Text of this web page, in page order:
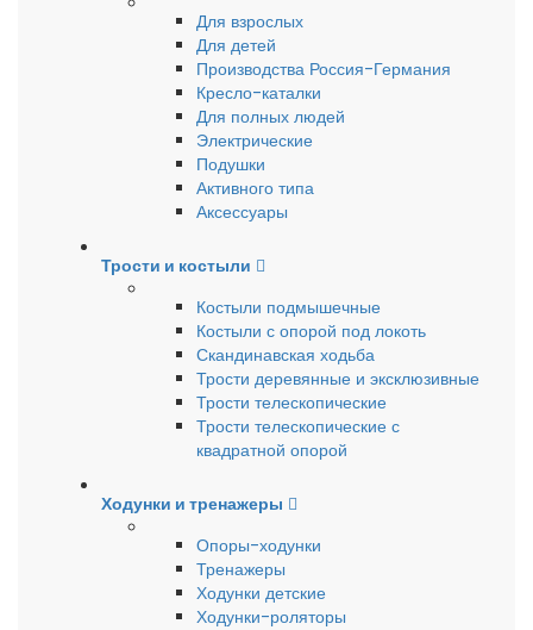
Для взрослых
Для детей
Производства Россия-Германия
Кресло-каталки
Для полных людей
Электрические
Подушки
Активного типа
Аксессуары
Трости и костыли
Костыли подмышечные
Костыли с опорой под локоть
Скандинавская ходьба
Трости деревянные и эксклюзивные
Трости телескопические
Трости телескопические с
квадратной опорой
Ходунки и тренажеры
Опоры-ходунки
Тренажеры
Ходунки детские
Ходунки-роляторы